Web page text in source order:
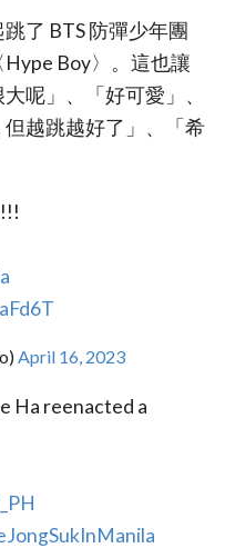
了 BTS 防彈少年團
Hype Boy〉。這也讓
呢」、「好可愛」、
但越跳越好了」、「希
April 16, 2023
Ha reenacted a